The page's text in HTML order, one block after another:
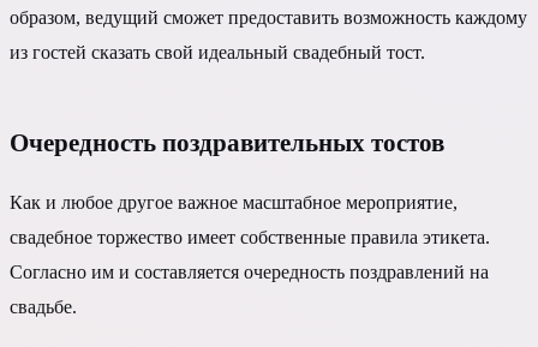
образом, ведущий сможет предоставить возможность каждому
из гостей сказать свой идеальный свадебный тост.
Очередность поздравительных тостов
Как и любое другое важное масштабное мероприятие,
свадебное торжество имеет собственные правила этикета.
Согласно им и составляется очередность поздравлений на
свадьбе.